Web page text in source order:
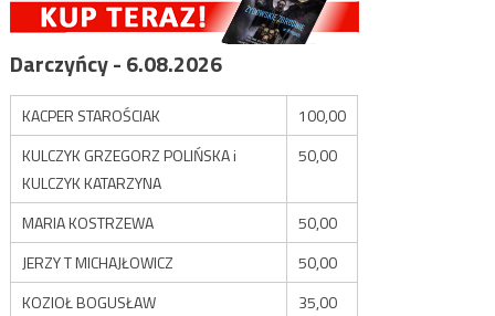
Darczyńcy - 6.08.2026
KACPER STAROŚCIAK
100,00
KULCZYK GRZEGORZ POLIŃSKA i
KULCZYK KATARZYNA
50,00
MARIA KOSTRZEWA
50,00
JERZY T MICHAJŁOWICZ
50,00
KOZIOŁ BOGUSŁAW
35,00